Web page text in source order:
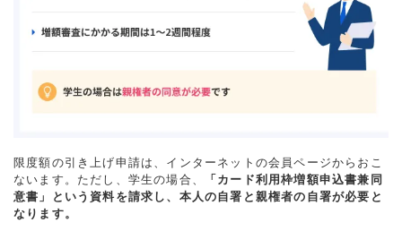
限度額の引き上げ申請は、インターネットの会員ページからおこ
ないます。ただし、学生の場合、
「カード利用枠増額申込書兼同
意書」という資料を請求し、本人の自署と親権者の自署が必要と
なります。